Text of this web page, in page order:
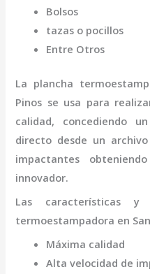
Bolsos
tazas o pocillos
Entre Otros
La plancha termo
Pinos se usa para
calidad, concediendo
directo desde un
impactantes
innovador.
Las características
termoestampadora en
Máxima calidad
Alta velocidad de